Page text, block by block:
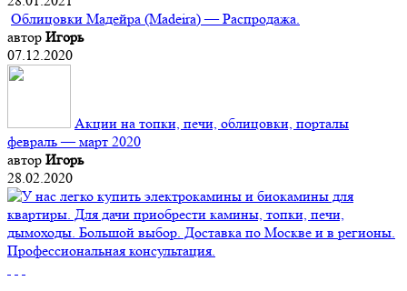
Облицовки Мадейра (Мadeira) — Распродажа.
автор Игорь
07.12.2020
Акции на топки, печи, облицовки, порталы
февраль — март 2020
автор Игорь
28.02.2020